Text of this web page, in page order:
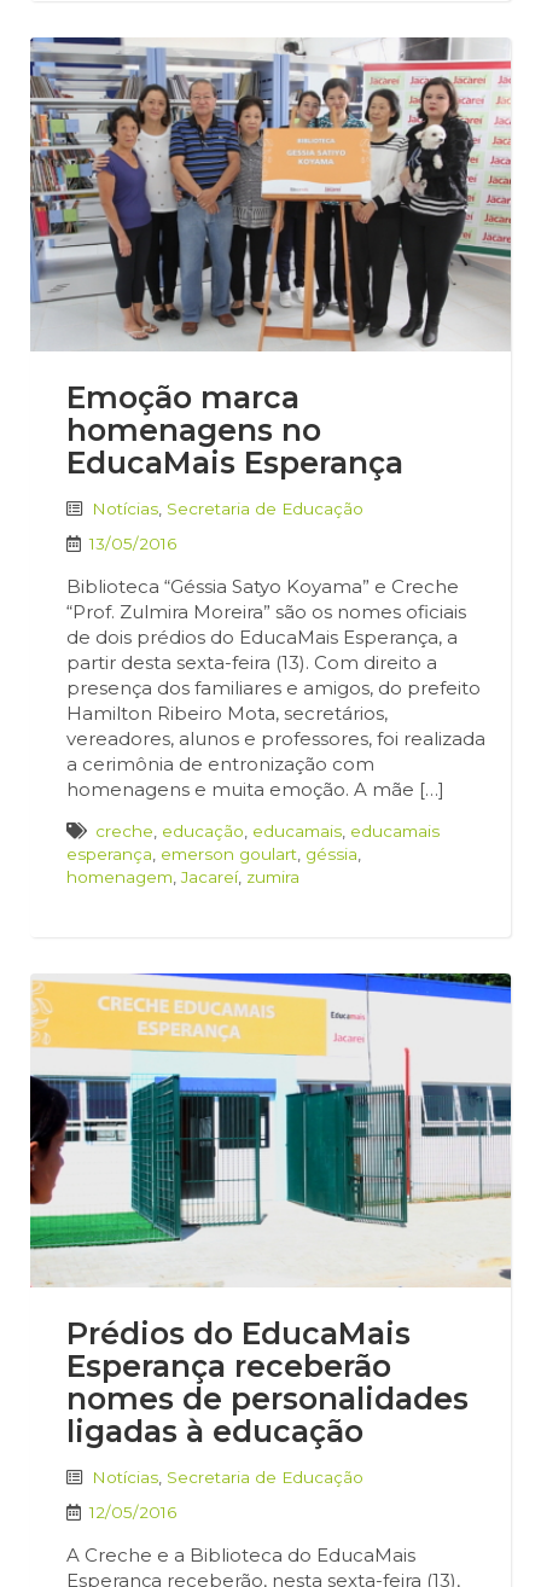
Emoção marca
homenagens no
EducaMais Esperança
Notícias Secretaria de Educação
13/05/2016
Biblioteca “Géssia Satyo Koyama” e Creche
“Prof. Zulmira Moreira” são os nomes oficiais
de dois prédios do EducaMais Esperança, a
partir desta sexta-feira (13). Com direito a
presença dos familiares e amigos, do prefeito
Hamilton Ribeiro Mota, secretários,
vereadores, alunos e professores, foi realizada
a cerimônia de entronização com
homenagens e muita emoção. A mãe […]
creche educação educamais educamais
esperança emerson goulart géssia
homenagem ,Jacareí, zumira
Prédios do EducaMais
Esperança receberão
nomes de personalidades
ligadas à educação
Notícias Secretaria de Educação
12/05/2016
A Creche e a Biblioteca do EducaMais
Esperança receberão, nesta sexta-feira (13),